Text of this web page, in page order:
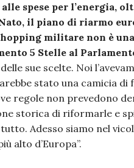
spese per l’energia,
il piano di riarmo
militare non è
5 Stelle al
sue scelte. Noi
stato una camicia di
regole non prevedono
storica di riformarle e
Adesso siamo nel
alto d’Europa”.